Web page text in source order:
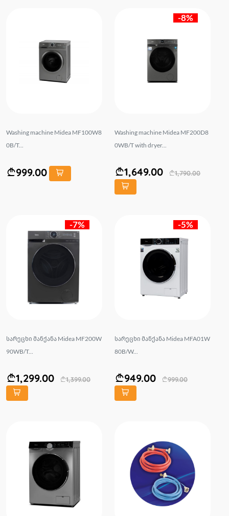
Washing machine Midea MF100W8
0B/T...
999.00
-8%
Washing machine Midea MF200D8
0WB/T with dryer...
1,649.00 1,790.00
-7%
სარეცხი მანქანა Midea MF200W
90WB/T...
1,299.00 1,399.00
-5%
სარეცხი მანქანა Midea MFA01W
80B/W...
949.00 999.00